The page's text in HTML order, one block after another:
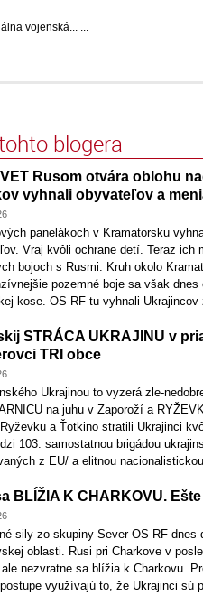
vojenská... ...
blogera
Rusom otvára oblohu
vyhnali obyvateľov a
panelákoch v Kramatorsku
Vraj kvôli ochrane detí. Teraz ich
bojoch s Rusmi. Kruh okolo
pozemné boje sa však
kose. OS RF tu vyhnali
STRÁCA UKRAJINU v
TRI obce
Ukrajinou to vyzerá zle-
na juhu v Zaporoží a
a Ťotkino stratili Ukrajinci
103. samostatnou brigádou
z EU/ a elitnou
BLÍŽIA K CHARKOVU.
sily zo skupiny Sever OS RF dnes
oblasti. Rusi pri Charkove v
ale nezvratne sa blížia k Charkovu.
využívajú to, že Ukrajinci sú